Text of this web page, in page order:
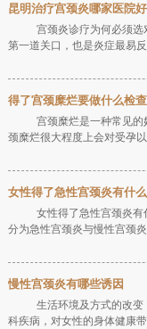
昆明治疗宫颈炎哪家医院
宫颈炎诊疗为何必须
第一道关口，也是炎症最易
得了宫颈糜烂要做什么检查
宫颈糜烂是一种常见
颈糜烂很大程度上会对受孕
女性得了急性宫颈炎有什
女性得了急性宫颈炎
分为急性宫颈炎与慢性宫颈
慢性宫颈炎有哪些诱因
生活环境及方式的改
科疾病，对女性的身体健康